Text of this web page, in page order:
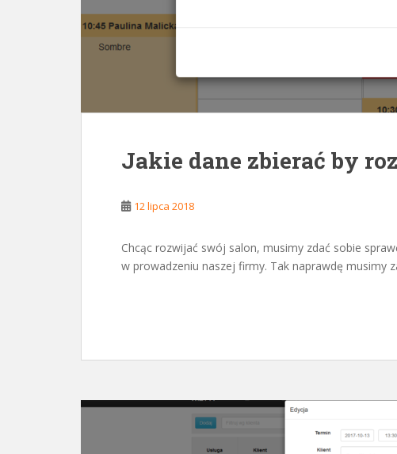
Jakie dane zbierać by
12 lipca 2018
Chcąc rozwijać swój salon, musimy zdać sobie
w prowadzeniu naszej firmy. Tak naprawdę musimy